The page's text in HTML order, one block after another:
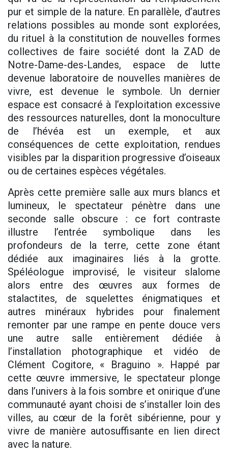
pur et simple de la nature. En parallèle, d’autres
relations possibles au monde sont explorées,
du rituel à la constitution de nouvelles formes
collectives de faire société dont la ZAD de
Notre-Dame-des-Landes, espace de lutte
devenue laboratoire de nouvelles manières de
vivre, est devenue le symbole. Un dernier
espace est consacré à l’exploitation excessive
des ressources naturelles, dont la monoculture
de l’hévéa est un exemple, et aux
conséquences de cette exploitation, rendues
visibles par la disparition progressive d’oiseaux
ou de certaines espèces végétales.
Après cette première salle aux murs blancs et
lumineux, le spectateur pénètre dans une
seconde salle obscure : ce fort contraste
illustre l’entrée symbolique dans les
profondeurs de la terre, cette zone étant
dédiée aux imaginaires liés à la grotte.
Spéléologue improvisé, le visiteur slalome
alors entre des œuvres aux formes de
stalactites, de squelettes énigmatiques et
autres minéraux hybrides pour finalement
remonter par une rampe en pente douce vers
une autre salle entièrement dédiée à
l’installation photographique et vidéo de
Clément Cogitore, « Braguino ». Happé par
cette œuvre immersive, le spectateur plonge
dans l’univers à la fois sombre et onirique d’une
communauté ayant choisi de s’installer loin des
villes, au cœur de la forêt sibérienne, pour y
vivre de manière autosuffisante en lien direct
avec la nature.